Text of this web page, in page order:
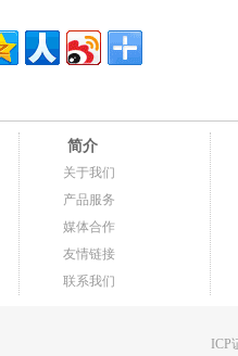
简介
关于我们
产品服务
媒体合作
友情链接
联系我们
ICP